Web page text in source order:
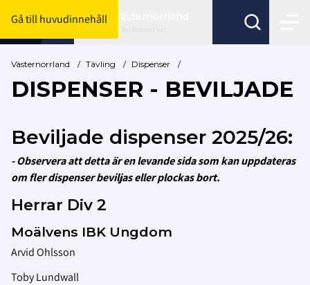
Gå till huvudinnehåll
Byt förbund här
Västernorrland / Tävling / Dispenser /
DISPENSER - BEVILJADE
Beviljade dispenser 2025/26:
- Observera att detta är en levande sida som kan uppdateras
om fler dispenser beviljas eller plockas bort.
Herrar Div 2
Moälvens IBK Ungdom
Arvid Ohlsson
Toby Lundwall